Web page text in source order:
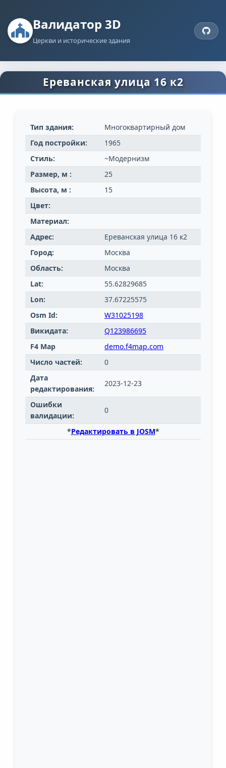
Валидатор 3D
Церкви и исторические здания
Ереванская улица 16 к2
Тип здания:
Многоквартирный дом
Год постройки:
1965
Стиль:
~Модернизм
Размер, м :
25
Высота, м :
15
Цвет:
Материал:
Адрес:
Ереванская улица 16 к2
Город:
Москва
Область:
Москва
Lat:
55.62829685
Lon:
37.67225575
Osm Id:
W31025198
Викидата:
Q123986695
F4 Map
demo.f4map.com
Число частей:
0
Дата
редактирования:
2023-12-23
Ошибки
валидации:
0
*Редактировать в JOSM*